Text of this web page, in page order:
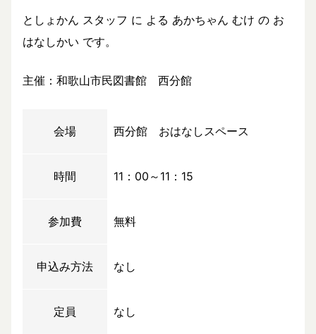
としょかん スタッフ に よる あかちゃん むけ の お
はなしかい です。
主催：和歌山市民図書館 西分館
会場 西分館 おはなしスペース
時間 11：00～11：15
参加費 無料
申込み方法 なし
定員 なし